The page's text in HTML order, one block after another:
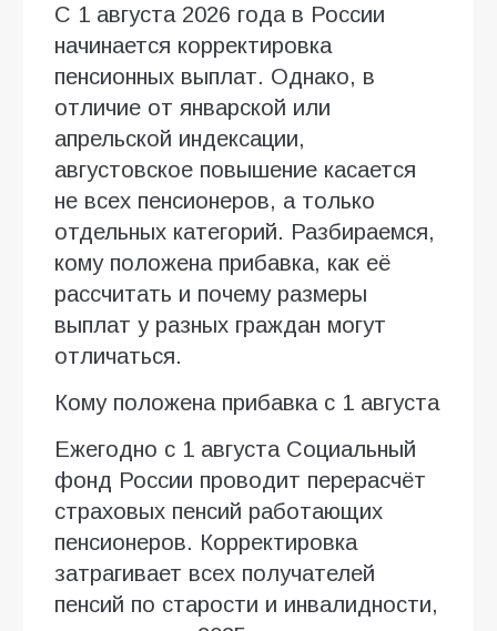
С 1 августа 2026 года в России
начинается корректировка
пенсионных выплат. Однако, в
отличие от январской или
апрельской индексации,
августовское повышение касается
не всех пенсионеров, а только
отдельных категорий. Разбираемся,
кому положена прибавка, как её
рассчитать и почему размеры
выплат у разных граждан могут
отличаться.
Кому положена прибавка с 1 августа
Ежегодно с 1 августа Социальный
фонд России проводит перерасчёт
страховых пенсий работающих
пенсионеров. Корректировка
затрагивает всех получателей
пенсий по старости и инвалидности,